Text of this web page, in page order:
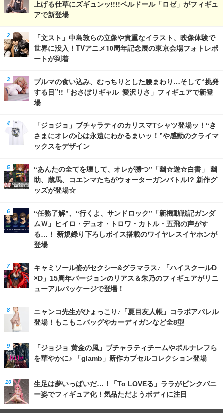
上げる仕草にズギュンッ!!!!ベルドール「ロゼ」がフィギュ
アで新登場
「文スト」中島敦らの立像や貴重なイラスト、映像体験で
世界に没入！TVアニメ10周年記念展の東京会場フォトレポ
ートが到着
ブルマの食い込み、むっちりとした腰まわり…そして“挑発
する目”!!「おさぼりギャル 愛沢りさ」フィギュアで新登
場
「ジョジョ」ブチャラティのカリスマTシャツ登場ッ！“き
さまにオレの心は永遠にわかるまいッ！”や感動のクライマ
ックスをデザイン
“あんたの全てを壊して、オレが勝つ”「幽☆遊☆白書」 幽
助、蔵馬、コエンマたちがウォーターガンバトル!? 新作グ
ッズが登場☆
“任務了解”、“行くよ、サンドロック”「新機動戦記ガンダ
ムＷ」ヒイロ・デュオ・トロワ・カトル・五飛の声がす
る…！ 新規録り下ろしボイス搭載のワイヤレスイヤホンが
登場
キャミソール姿がセクシー&グラマラス♪ 「ハイスクールD
×D」15周年バージョンのリアス＆朱乃のフィギュアがリニ
ューアルパッケージで登場！
ニャンコ先生がひょっこり♪「夏目友人帳」コラボアパレル
登場！もこもこバッグやカーディガンなど全8型
「ジョジョ 黄金の風」ブチャラティチームやポルナレフら
を華やかに♪ 「glamb」新作カプセルコレクション登場
生足は夢いっぱいだ…！「To LOVEる」ララがピンクバニ
ー姿でフィギュア化！気品ただようボディに注目